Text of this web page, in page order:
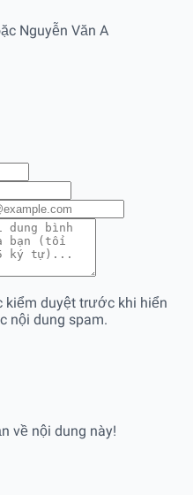
Nguyễn Văn A
kiểm duyệt trước khi hiển
nội dung spam.
về nội dung này!